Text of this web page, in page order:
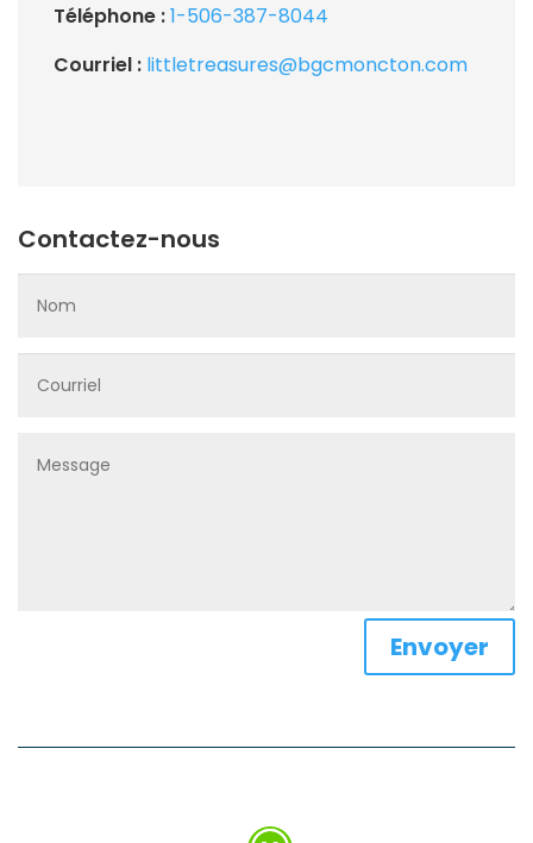
Téléphone :1-506-387-8044
Courriel : littletreasures@bgcmoncton.com
Contactez-nous
Envoyer